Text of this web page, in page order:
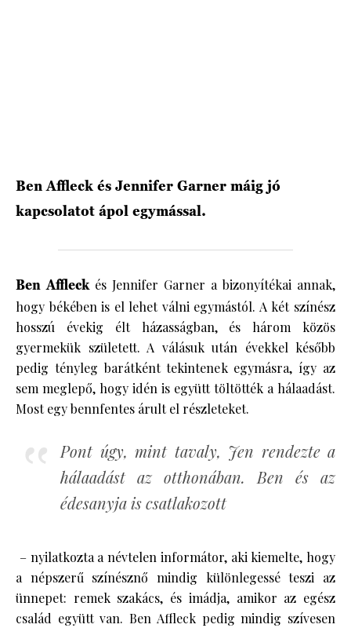
Ben Affleck és Jennifer Garner máig jó
kapcsolatot ápol egymással.
Ben Affleck és Jennifer Garner a bizonyítékai annak,
hogy békében is el lehet válni egymástól. A két színész
hosszú évekig élt házasságban, és három közös
gyermekük született. A válásuk után évekkel később
pedig tényleg barátként tekintenek egymásra, így az
sem meglepő, hogy idén is együtt töltötték a hálaadást.
Most egy bennfentes árult el részleteket.
Pont úgy, mint tavaly, Jen rendezte a
hálaadást az otthonában. Ben és az
édesanyja is csatlakozott
– nyilatkozta a névtelen informátor, aki kiemelte, hogy
a népszerű színésznő mindig különlegessé teszi az
ünnepet: remek szakács, és imádja, amikor az egész
család együtt van. Ben Affleck pedig mindig szívesen